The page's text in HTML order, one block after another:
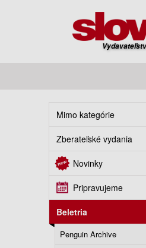
Mimo kategórie
Zberateľské vydania
Novinky
Pripravujeme
Beletria
Penguin Archive